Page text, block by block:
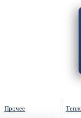
Прочее